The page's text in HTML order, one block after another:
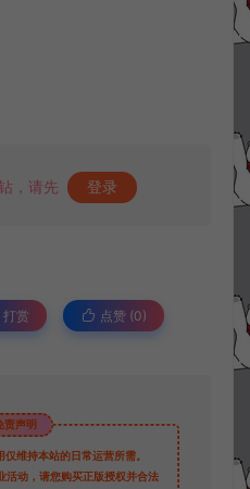
，请先 登录
打赏 点赞 (0)
声明
维持本站的日常运营所需。
活动，请您购买正版授权并合法